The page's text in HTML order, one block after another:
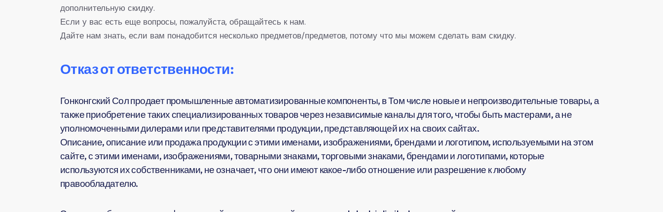
дополнительную скидку.
Если у вас есть еще вопросы, пожалуйста, обращайтесь к нам.
Дайте нам знать, если вам понадобится несколько предметов/предметов, потому что мы можем сделать вам скидку.
Отказ от ответственности:
Гонконгский Сол продает промышленные автоматизированные компоненты, в Том числе новые и непроизводительные товары, а
также приобретение таких специализированных товаров через независимые каналы для того, чтобы быть мастерами, а не
уполномоченными дилерами или представителями продукции, представляющей их на своих сайтах.
Описание, описание или продажа продукции с этими именами, изображениями, брендами и логотипом, используемыми на этом
сайте, с этими именами, изображениями, товарными знаками, торговыми знаками, брендами и логотипами, которые
используются их собственниками, не означает, что они имеют какое-либо отношение или разрешение к любому
правообладателю.